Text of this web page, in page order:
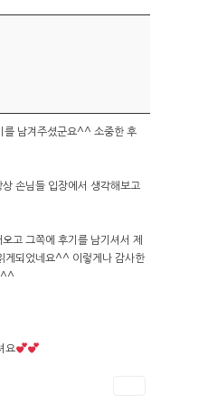
를 남겨주셨군요^^ 소중한 후
손님들 입장에서 생각해보고
고 그쪽에 후기를 남기셔서 제
게되었네요^^ 이렇게나 감사한
^^
요
인사말
ROOMS
RESERVATION